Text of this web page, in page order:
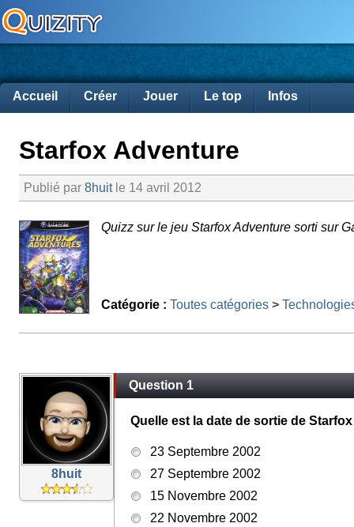
Accueil Créer Jouer Le top Infos
Starfox Adventure
Publié par 8huitle 14 avril 2012
Quizz sur le jeu Starfox Adventure sorti sur
Catégorie : Toutes catégories >
8huit
Question 1
Quelle est la date de sortie de
23 Septembre 2002
27 Septembre 2002
15 Novembre 2002
22 Novembre 2002